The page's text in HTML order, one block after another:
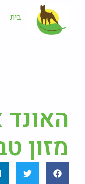
בית
מזון